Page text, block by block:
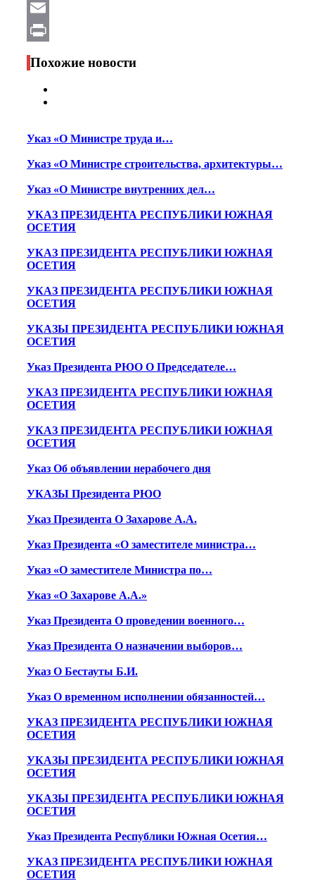
WhatsApp
Email
Print
Похожие новости
Указ «О Министре труда и…
Указ «О Министре строительства, архитектуры…
Указ «О Министре внутренних дел…
УКАЗ ПРЕЗИДЕНТА РЕСПУБЛИКИ ЮЖНАЯ
ОСЕТИЯ
УКАЗ ПРЕЗИДЕНТА РЕСПУБЛИКИ ЮЖНАЯ
ОСЕТИЯ
УКАЗ ПРЕЗИДЕНТА РЕСПУБЛИКИ ЮЖНАЯ
ОСЕТИЯ
УКАЗЫ ПРЕЗИДЕНТА РЕСПУБЛИКИ ЮЖНАЯ
ОСЕТИЯ
Указ Президента РЮО О Председателе…
УКАЗ ПРЕЗИДЕНТА РЕСПУБЛИКИ ЮЖНАЯ
ОСЕТИЯ
УКАЗ ПРЕЗИДЕНТА РЕСПУБЛИКИ ЮЖНАЯ
ОСЕТИЯ
Указ Об объявлении нерабочего дня
УКАЗЫ Президента РЮО
Указ Президента О Захарове А.А.
Указ Президента «О заместителе министра…
Указ «О заместителе Министра по…
Указ «О Захарове А.А.»
Указ Президента О проведении военного…
Указ Президента О назначении выборов…
Указ О Бестауты Б.И.
Указ О временном исполнении обязанностей…
УКАЗ ПРЕЗИДЕНТА РЕСПУБЛИКИ ЮЖНАЯ
ОСЕТИЯ
УКАЗЫ ПРЕЗИДЕНТА РЕСПУБЛИКИ ЮЖНАЯ
ОСЕТИЯ
УКАЗЫ ПРЕЗИДЕНТА РЕСПУБЛИКИ ЮЖНАЯ
ОСЕТИЯ
Указ Президента Республики Южная Осетия…
УКАЗ ПРЕЗИДЕНТА РЕСПУБЛИКИ ЮЖНАЯ
ОСЕТИЯ